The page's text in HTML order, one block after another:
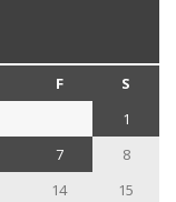
F
S
1
7
8
14
15